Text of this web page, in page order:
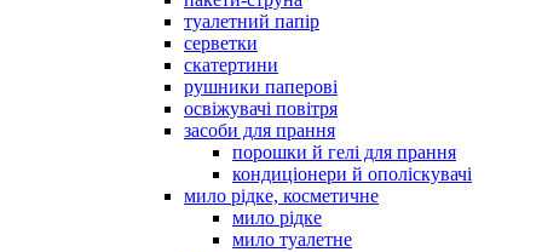
туалетний папір
серветки
скатертини
рушники паперові
освіжувачі повітря
засоби для прання
порошки й гелі для прання
кондиціонери й ополіскувачі
мило рідке, косметичне
мило рідке
мило туалетне